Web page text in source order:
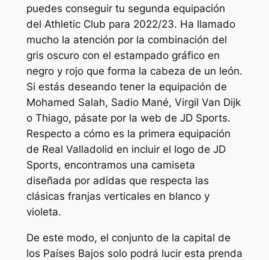
puedes conseguir tu segunda equipación
del Athletic Club para 2022/23. Ha llamado
mucho la atención por la combinación del
gris oscuro con el estampado gráfico en
negro y rojo que forma la cabeza de un león.
Si estás deseando tener la equipación de
Mohamed Salah, Sadio Mané, Virgil Van Dijk
o Thiago, pásate por la web de JD Sports.
Respecto a cómo es la primera equipación
de Real Valladolid en incluir el logo de JD
Sports, encontramos una camiseta
diseñada por adidas que respecta las
clásicas franjas verticales en blanco y
violeta.
De este modo, el conjunto de la capital de
los Países Bajos solo podrá lucir esta prenda